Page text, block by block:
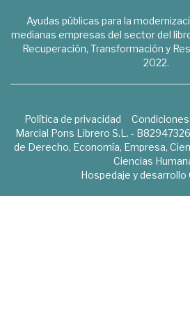
Ayudas públicas para la
medianas empresas del sector del
Recuperación, Transformación y
2022.
Política de privacidad
Marcial Pons Librero S.L. -
de Derecho, Economía, Empresa,
Ciencias
Hospedaje y desarrollo